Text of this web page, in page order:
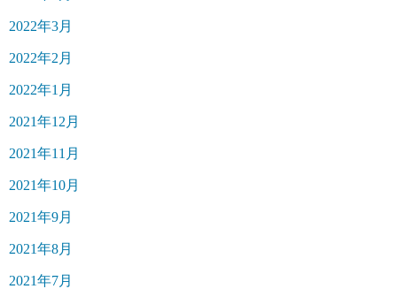
2022年3月
2022年2月
2022年1月
2021年12月
2021年11月
2021年10月
2021年9月
2021年8月
2021年7月